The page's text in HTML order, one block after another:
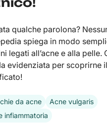
qualche parolona?
spiega in modo
legati all’acne e alla pelle.
evidenziata per scoprirne il
da acne
Acne vulgaris
infiammatoria